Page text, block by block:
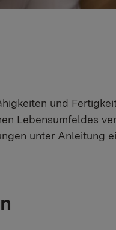
und
Lebensumfeldes
unter Anleitung